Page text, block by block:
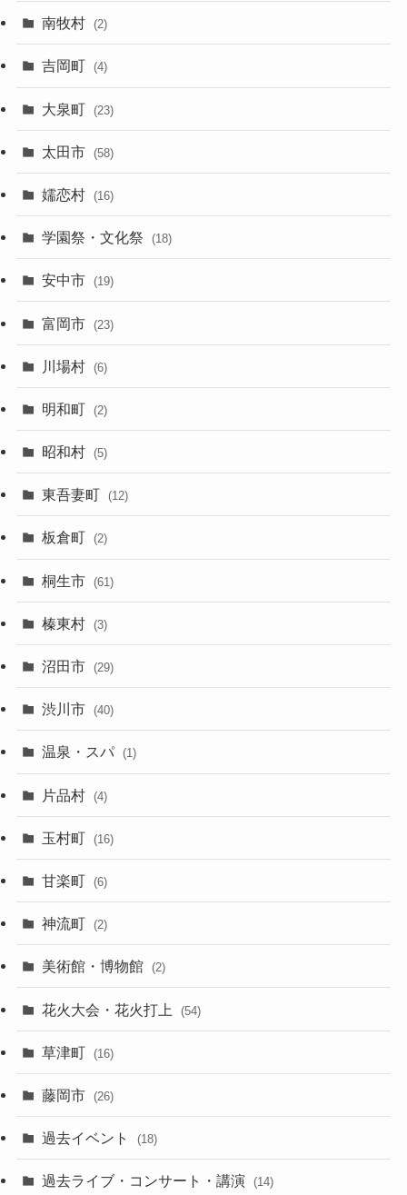
南牧村 (2)
吉岡町 (4)
大泉町 (23)
太田市 (58)
嬬恋村 (16)
学園祭・文化祭 (18)
安中市 (19)
富岡市 (23)
川場村 (6)
明和町 (2)
昭和村 (5)
東吾妻町 (12)
板倉町 (2)
桐生市 (61)
榛東村 (3)
沼田市 (29)
渋川市 (40)
温泉・スパ (1)
片品村 (4)
玉村町 (16)
甘楽町 (6)
神流町 (2)
美術館・博物館 (2)
花火大会・花火打上 (54)
草津町 (16)
藤岡市 (26)
過去イベント (18)
過去ライブ・コンサート・講演 (14)